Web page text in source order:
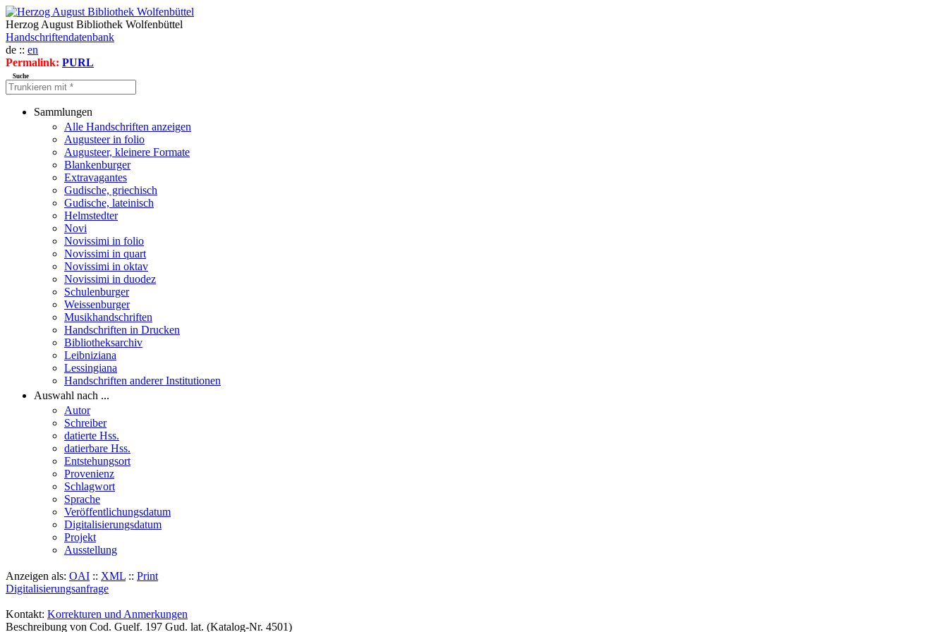
Herzog August Bibliothek Wolfenbüttel
Handschriftendatenbank
de :: en
Permalink: PURL
Suche
Sammlungen
Alle Handschriften anzeigen
Augusteer in folio
Augusteer, kleinere Formate
Blankenburger
Extravagantes
Gudische, griechisch
Gudische, lateinisch
Helmstedter
Novi
Novissimi in folio
Novissimi in quart
Novissimi in oktav
Novissimi in duodez
Schulenburger
Weissenburger
Musikhandschriften
Handschriften in Drucken
Bibliotheksarchiv
Leibniziana
Lessingiana
Handschriften anderer Institutionen
Auswahl nach ...
Autor
Schreiber
datierte Hss.
datierbare Hss.
Entstehungsort
Provenienz
Schlagwort
Sprache
Veröffentlichungsdatum
Digitalisierungsdatum
Projekt
Ausstellung
Anzeigen als: OAI :: XML :: Print
Digitalisierungsanfrage
Kontakt: Korrekturen und Anmerkungen
Beschreibung von Cod. Guelf. 197 Gud. lat. (Katalog-Nr. 4501)